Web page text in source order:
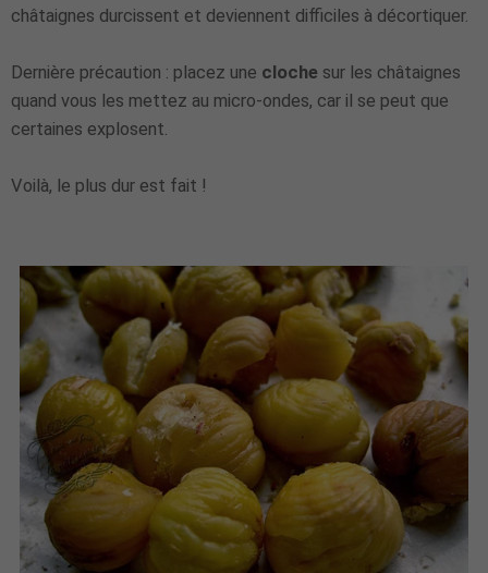
châtaignes durcissent et deviennent difficiles à décortiquer.
Dernière précaution : placez une cloche sur les châtaignes
quand vous les mettez au micro-ondes, car il se peut que
certaines explosent.
Voilà, le plus dur est fait !